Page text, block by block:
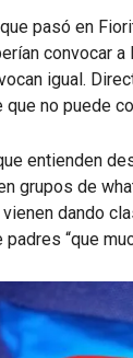
pasó en
convocar
igual.
que no puede
entienden
grupos de
dando
padres “que